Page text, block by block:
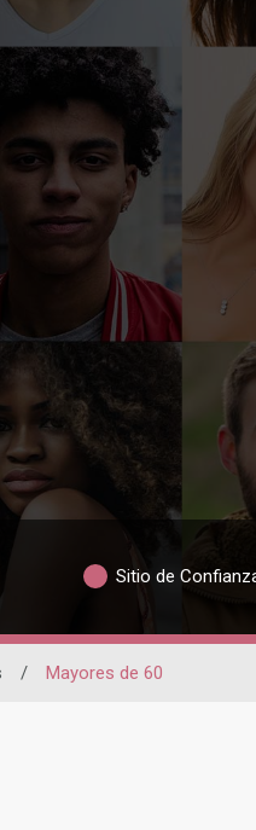
Sitio de
/ Mayores de 60